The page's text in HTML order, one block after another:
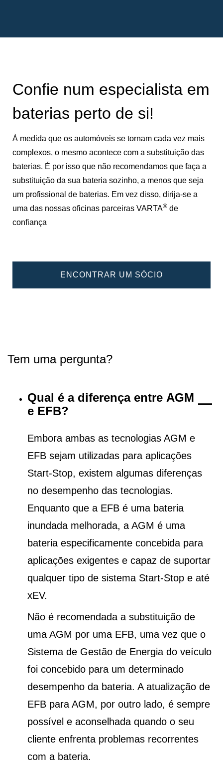
Confie num especialista em
baterias perto de si!
À medida que os automóveis se tornam cada vez mais
complexos, o mesmo acontece com a substituição das
baterias. É por isso que não recomendamos que faça a
substituição da sua bateria sozinho, a menos que seja
um profissional de baterias. Em vez disso, dirija-se a
uma das nossas oficinas parceiras VARTA® de
confiança
ENCONTRAR UM SÓCIO
Tem uma pergunta?
Qual é a diferença entre AGM
e EFB?
Embora ambas as tecnologias AGM e
EFB sejam utilizadas para aplicações
Start-Stop, existem algumas diferenças
no desempenho das tecnologias.
Enquanto que a EFB é uma bateria
inundada melhorada, a AGM é uma
bateria especificamente concebida para
aplicações exigentes e capaz de suportar
qualquer tipo de sistema Start-Stop e até
xEV.
Não é recomendada a substituição de
uma AGM por uma EFB, uma vez que o
Sistema de Gestão de Energia do veículo
foi concebido para um determinado
desempenho da bateria. A atualização de
EFB para AGM, por outro lado, é sempre
possível e aconselhada quando o seu
cliente enfrenta problemas recorrentes
com a bateria.